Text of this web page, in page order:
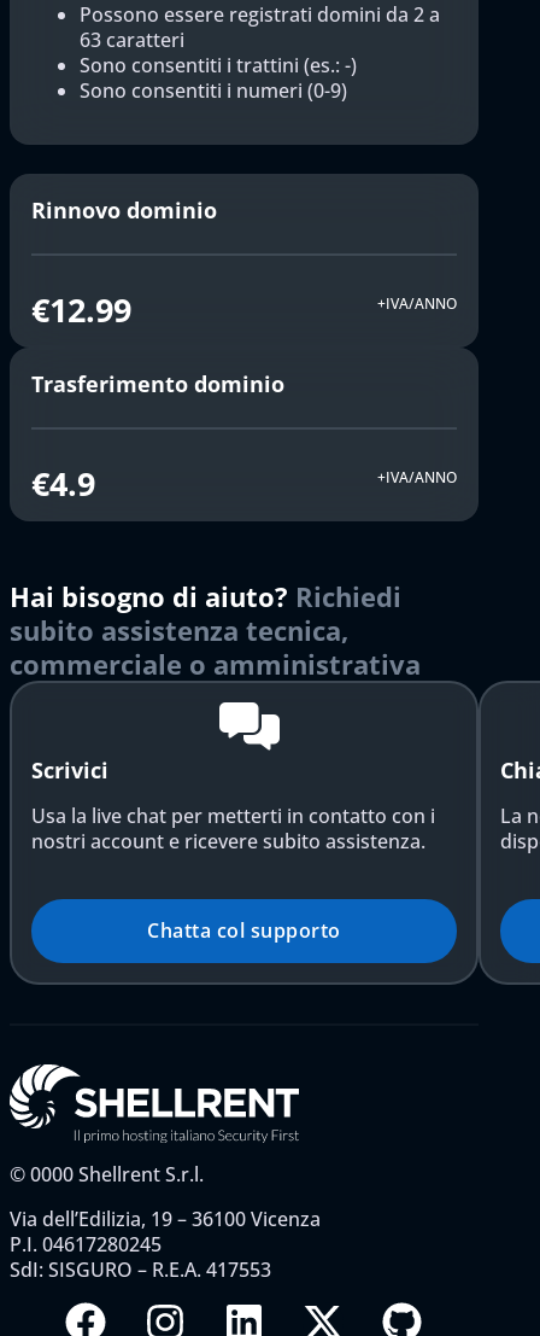
Possono essere registrati domini da 2 a
63 caratteri
Sono consentiti i trattini (es.: -)
Sono consentiti i numeri (0-9)
Rinnovo dominio
€12.99 +IVA/ANNO
Trasferimento dominio
€4.9 +IVA/ANNO
Hai bisogno di aiuto? Richiedi
subito assistenza tecnica,
commerciale o amministrativa
Scrivici
Usa la live chat per metterti in contatto con i
nostri account e ricevere subito assistenza.
Chatta col supporto
La
©0000Shellrent S.r.l.
Via dell’Edilizia, 19 – 36100 Vicenza
P.I. 04617280245
SdI: SISGURO – R.E.A. 417553